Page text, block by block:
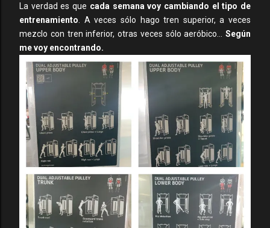
La verdad es que cada semana voy cambiando el tipo de
entrenamiento . A veces sólo hago tren superior, a veces
mezclo con tren inferior, otras veces sólo aeróbico... Según
me voy encontrando.